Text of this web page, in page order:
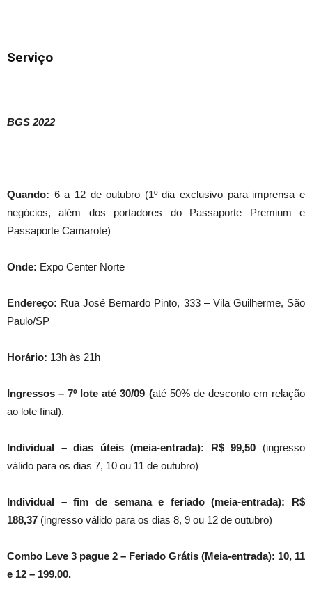
Serviço
BGS 2022
Quando: 6 a 12 de outubro (1º dia exclusivo para imprensa e
negócios, além dos portadores do Passaporte Premium e
Passaporte Camarote)
Onde: Expo Center Norte
Endereço: Rua José Bernardo Pinto, 333 – Vila Guilherme, São
Paulo/SP
Horário: 13h às 21h
Ingressos – 7º lote até 30/09 (até 50% de desconto em relação
ao lote final).
Individual – dias úteis (meia-entrada): R$ 99,50 (ingresso
válido para os dias 7, 10 ou 11 de outubro)
Individual – fim de semana e feriado (meia-entrada):
R$
188,37 (ingresso válido para os dias 8, 9 ou 12 de outubro)
Combo Leve 3 pague 2 – Feriado Grátis (Meia-entrada): 10, 11
e 12 – 199,00.